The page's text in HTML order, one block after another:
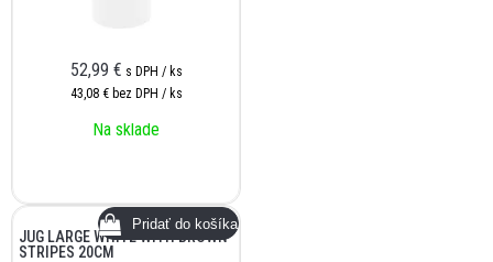
52,99 € s DPH / ks
43,08 € bez DPH / ks
Na sklade
JUG LARGE WHITE WITH BROWN
STRIPES 20CM